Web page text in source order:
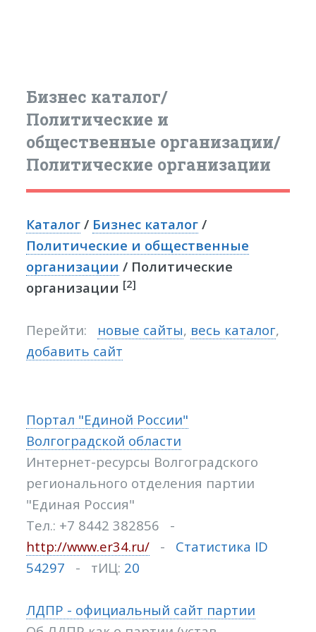
Бизнес каталог/
Политические и
общественные организации/
Политические организации
Каталог / Бизнес каталог /
Политические и общественные
организации / Политические
организации [2]
Перейти: новые сайты, весь каталог,
добавить сайт
Портал "Единой России"
Волгоградской области
Интернет-ресурсы Волгоградского
регионального отделения партии
"Единая Россия"
Тел.: +7 8442 382856 -
http://www.er34.ru/ - Статистика ID
54297 - тИЦ: 20
ЛДПР - официальный сайт партии